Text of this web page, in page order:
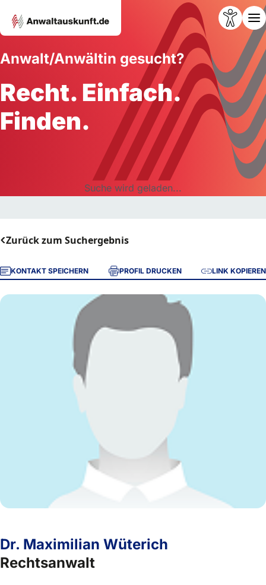
Anwalt/Anwältin gesucht?
Recht. Einfach.
Finden.
Suche wird geladen...
Zurück zum Suchergebnis
KONTAKT SPEICHERN PROFIL DRUCKEN LINK KOPIEREN
Dr. Maximilian Wüterich
Rechtsanwalt